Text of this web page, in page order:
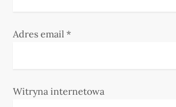
Adres email*
Witryna internetowa